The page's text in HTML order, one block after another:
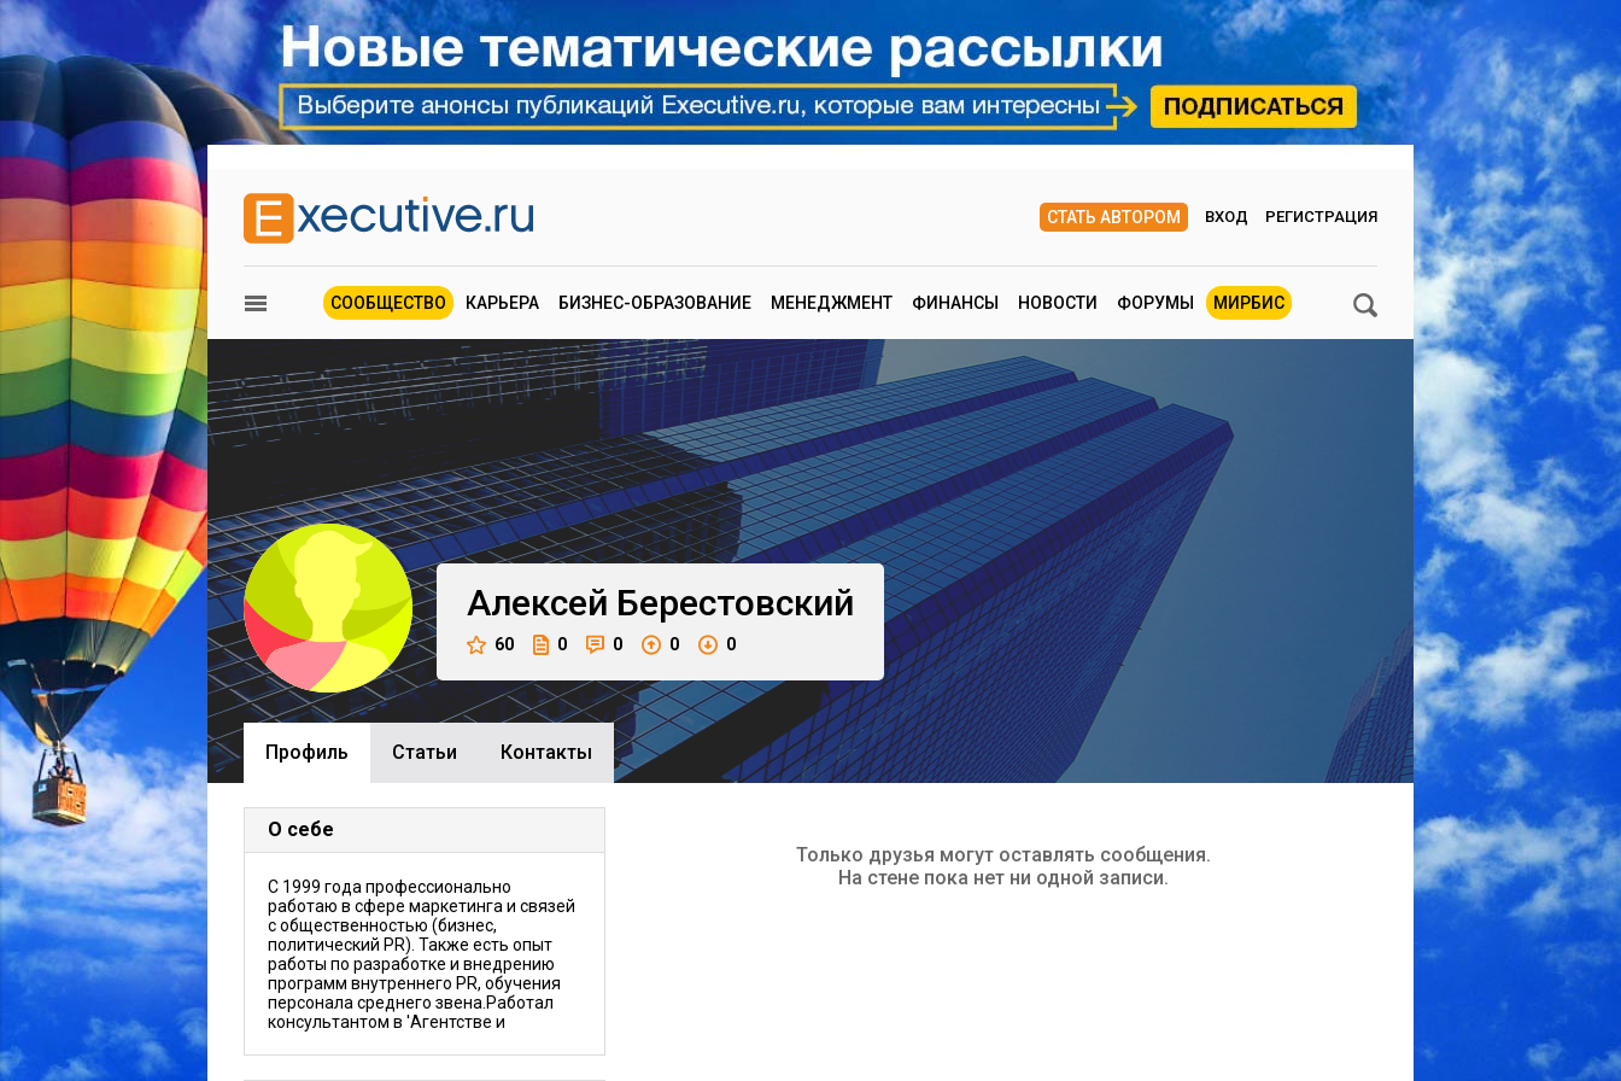
СТАТЬ АВТОРОМ ВХОД РЕГИСТРАЦИЯ
СООБЩЕСТВО КАРЬЕРА БИЗНЕС-ОБРАЗОВАНИЕ МЕНЕДЖМЕНТ ФИНАНСЫ НОВОСТИ ФОРУМЫ МИРБИС
Алексей Берестовский
60 0 0 0 0
Профиль Cтатьи Контакты
О себе
С 1999 года профессионально
работаю в сфере маркетинга и связей
с общественностью (бизнес,
политический PR). Также есть опыт
работы по разработке и внедрению
программ внутреннего PR, обучения
персонала среднего звена.Работал
консультантом в 'Агентстве и
Только друзья могут оставлять сообщения.
На стене пока нет ни одной записи.